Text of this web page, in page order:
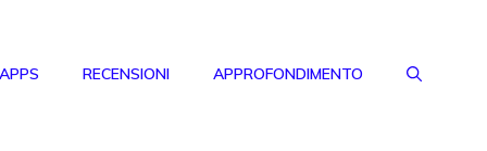
RECENSIONI APPROFONDIMENTO